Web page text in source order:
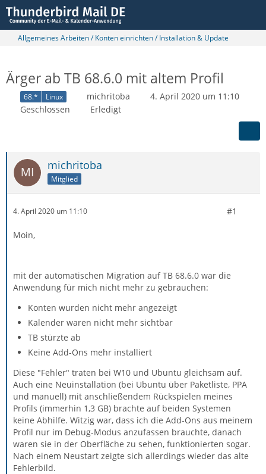
Allgemeines Arbeiten / Konten einrichten / Installation & Update
Ärger ab TB 68.6.0 mit altem Profil
68.* Linux michritoba
4. April 2020 um 11:10
Geschlossen
Erledigt
michritoba
Mitglied
4. April 2020 um 11:10 #1
Moin,
mit der automatischen Migration auf TB 68.6.0 war die
Anwendung für mich nicht mehr zu gebrauchen:
Konten wurden nicht mehr angezeigt
Kalender waren nicht mehr sichtbar
TB stürzte ab
Keine Add-Ons mehr installiert
Diese "Fehler" traten bei W10 und Ubuntu gleichsam auf.
Auch eine Neuinstallation (bei Ubuntu über Paketliste, PPA
und manuell) mit anschließendem Rückspielen meines
Profils (immerhin 1,3 GB) brachte auf beiden Systemen
keine Abhilfe. Witzig war, dass ich die Add-Ons aus meinem
Profil nur im Debug-Modus anzufassen brauchte, danach
waren sie in der Oberfläche zu sehen, funktionierten sogar.
Nach einem Neustart zeigte sich allerdings wieder das alte
Fehlerbild.